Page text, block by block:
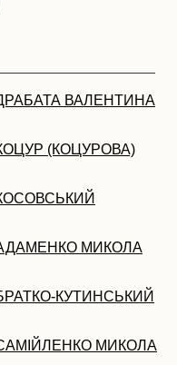
ВАЛЕНТИНА
(КОЦУРОВА)
МИКОЛА
КУТИНСЬКИЙ
МИКОЛА